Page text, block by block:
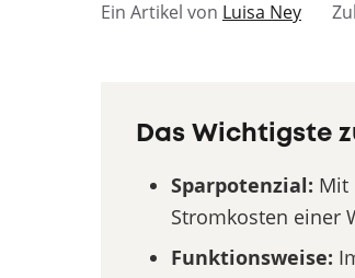
Ein Artikel von Luisa Ney
Das Wichtigste
Sparpotenzial: Mit
Stromkosten einer
Funktionsweise: